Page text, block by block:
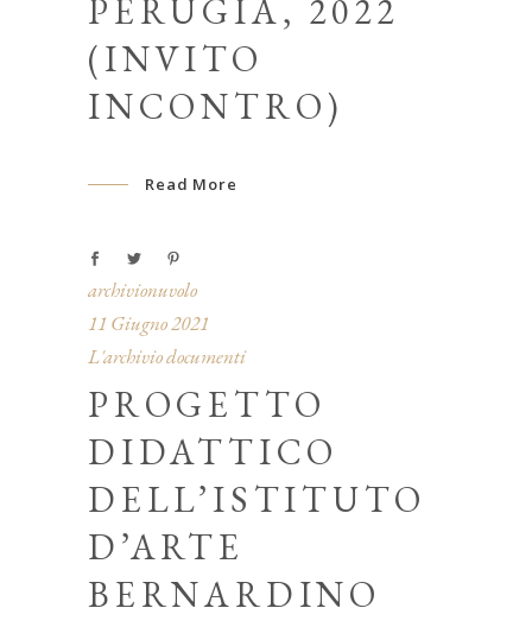
PERUGIA, 2022
(INVITO
INCONTRO)
Read More
archivionuvolo
11 Giugno 2021
L'archivio documenti
PROGETTO
DIDATTICO
DELL’ISTITUTO
D’ARTE
BERNARDINO